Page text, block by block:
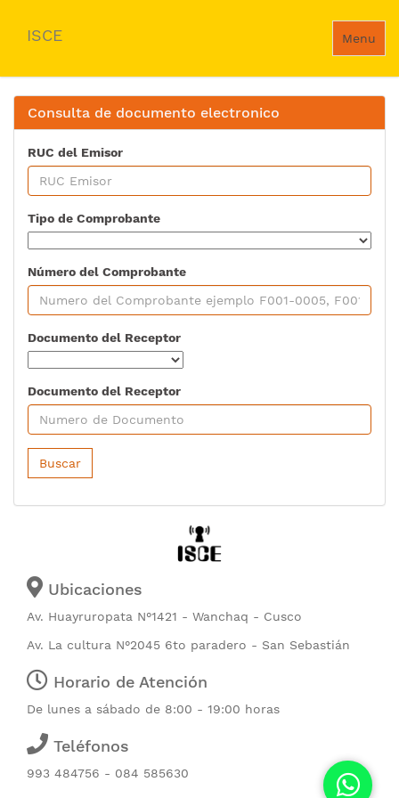
Menu
ISCE
Consulta de documento electronico
RUC del Emisor
Tipo de Comprobante
Número del Comprobante
Documento del Receptor
Documento del Receptor
Buscar
Ubicaciones
Av. Huayruropata N°1421 - Wanchaq - Cusco
Av. La cultura N°2045 6to paradero - San Sebastián
Horario de Atención
De lunes a sábado de 8:00 - 19:00 horas
Teléfonos
993 484756 - 084 585630